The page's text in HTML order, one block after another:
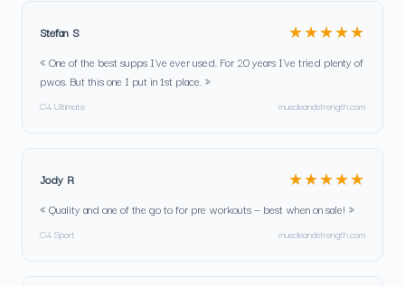
Stefan S ★★★★★
« One of the best supps I've ever used. For 20 years I've tried plenty of
pwos. But this one I put in 1st place. »
C4 Ultimate muscleandstrength.com
Jody R ★★★★★
« Quality and one of the go to for pre workouts — best when on sale! »
C4 Sport muscleandstrength.com